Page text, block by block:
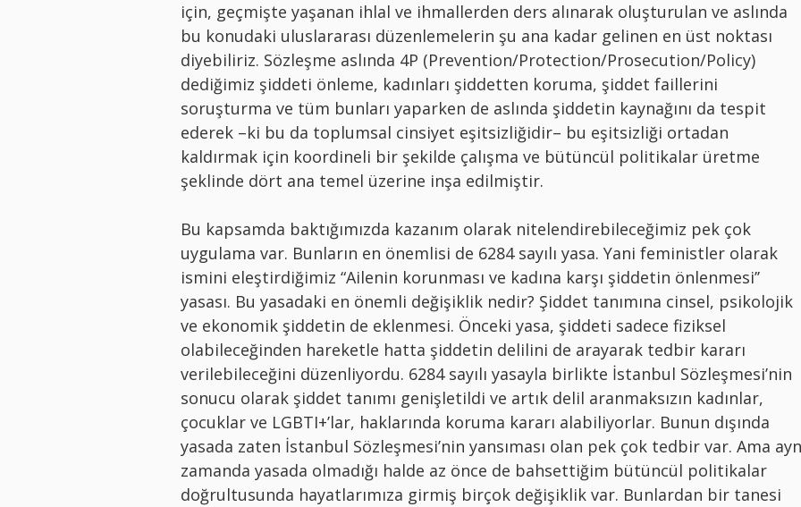
için, geçmişte yaşanan ihlal ve ihmallerden ders alınarak oluşturulan ve aslında
bu konudaki uluslararası düzenlemelerin şu ana kadar gelinen en üst noktası
diyebiliriz. Sözleşme aslında 4P (Prevention/Protection/Prosecution/Policy)
dediğimiz şiddeti önleme, kadınları şiddetten koruma, şiddet faillerini
soruşturma ve tüm bunları yaparken de aslında şiddetin kaynağını da tespit
ederek –ki bu da toplumsal cinsiyet eşitsizliğidir– bu eşitsizliği ortadan
kaldırmak için koordineli bir şekilde çalışma ve bütüncül politikalar üretme
şeklinde dört ana temel üzerine inşa edilmiştir.
Bu kapsamda baktığımızda kazanım olarak nitelendirebileceğimiz pek çok
uygulama var. Bunların en önemlisi de 6284 sayılı yasa. Yani feministler olarak
ismini eleştirdiğimiz “Ailenin korunması ve kadına karşı şiddetin önlenmesi’’
yasası. Bu yasadaki en önemli değişiklik nedir? Şiddet tanımına cinsel, psikolojik
ve ekonomik şiddetin de eklenmesi. Önceki yasa, şiddeti sadece fiziksel
olabileceğinden hareketle hatta şiddetin delilini de arayarak tedbir kararı
verilebileceğini düzenliyordu. 6284 sayılı yasayla birlikte İstanbul Sözleşmesi’nin
sonucu olarak şiddet tanımı genişletildi ve artık delil aranmaksızın kadınlar,
çocuklar ve LGBTI+’lar, haklarında koruma kararı alabiliyorlar. Bunun dışında
yasada zaten İstanbul Sözleşmesi’nin yansıması olan pek çok tedbir var. Ama
zamanda yasada olmadığı halde az önce de bahsettiğim bütüncül politikalar
doğrultusunda hayatlarımıza girmiş birçok değişiklik var. Bunlardan bir tanesi